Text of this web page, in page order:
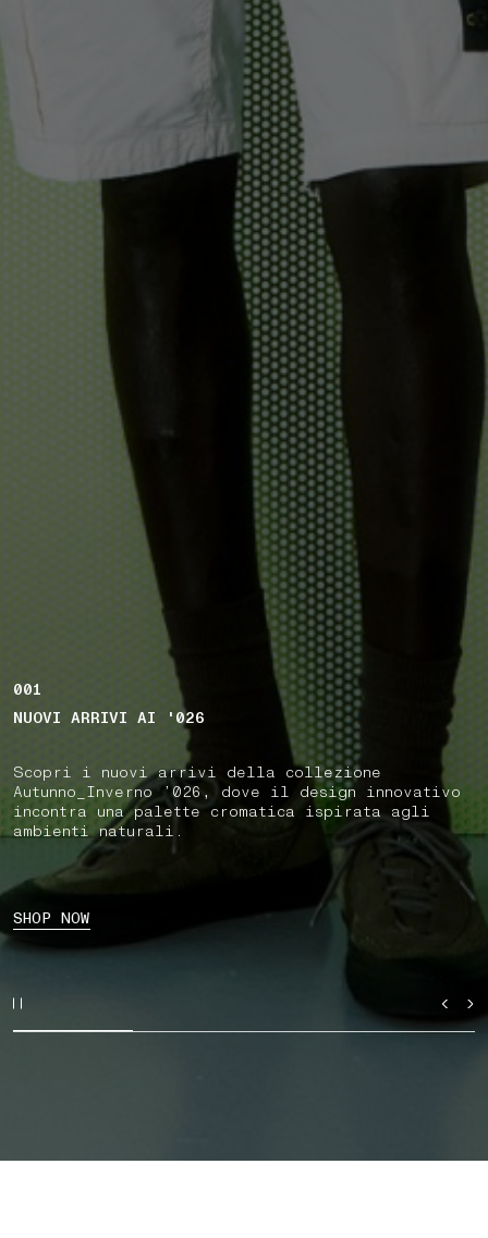
001
NUOVI ARRIVI AI '026
Scopri i nuovi arrivi della collezione
Autunno_Inverno ’026, dove il design innovativo
incontra una palette cromatica ispirata agli
ambienti naturali.
SHOP NOW